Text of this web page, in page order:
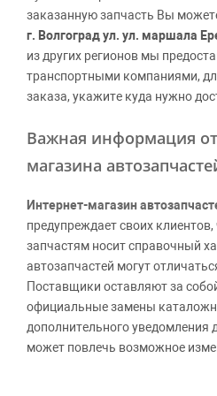
заказанную запчасть Вы
г. Волгоград ул. ул. маршала
из других регионов мы
транспортными компаниями,
заказа, укажите куда нужно
Важная информация
магазина
Интернет-магазин
предупреждает своих
запчастям носит справочный
автозапчастей могут
Поставщики оставляют за
официальные замены
дополнительного уведомления
может повлечь возможное